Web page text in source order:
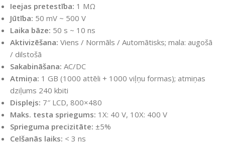
Ieejas pretestība: 1 MΩ
Jūtība: 50 mV ~ 500 V
Laika bāze: 50 s ~ 10 ns
Aktivizēšana: Viens / Normāls / Automātisks; mala: augošā
/ dilstošā
Sakabināšana: AC/DC
Atmiņa: 1 GB (1000 attēli + 1000 viļņu formas); atmiņas
dziļums 240 kbiti
Displejs: 7″ LCD, 800×480
Maks. testa spriegums: 1X: 40 V, 10X: 400 V
Sprieguma precizitāte: ±5%
Celšanās laiks: < 3 ns